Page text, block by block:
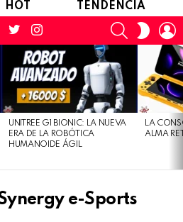
HOT TENDENCIA
Facebook
TwitterInstagram SEARCH
SKIN
UNITREE G1 BIONIC: LA NUEVA
ERA DE LA ROBÓTICA
HUMANOIDE ÁGIL
LA
ALMA
e-Sports